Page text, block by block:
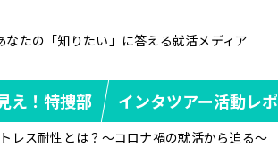
なたの「知りたい」に答える就活メディア
え！特捜部 インタツアー活動レポ
レス耐性とは？～コロナ禍の就活から迫る～